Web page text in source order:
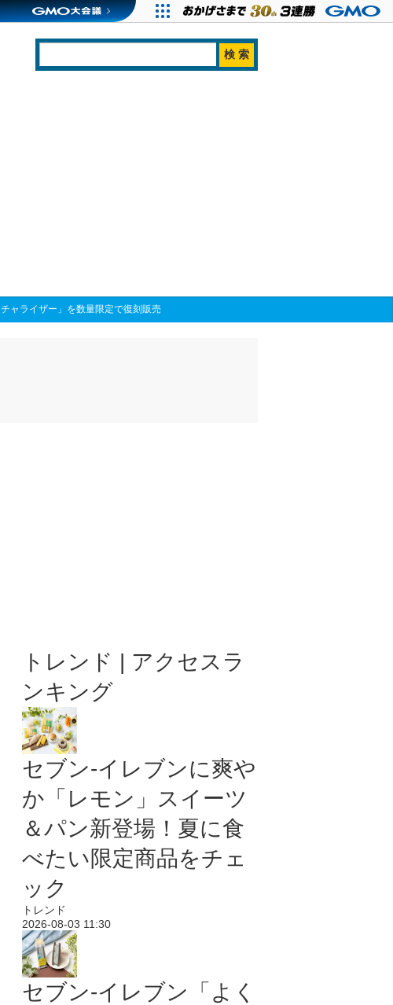
ャライザー」を数量限定で復刻販売
トレンド | アクセスラ
ンキング
セブン‐イレブンに爽や
か「レモン」スイーツ
＆パン新登場！夏に食
べたい限定商品をチェ
ック
トレンド
2026-08-03 11:30
セブン‐イレブン「よく